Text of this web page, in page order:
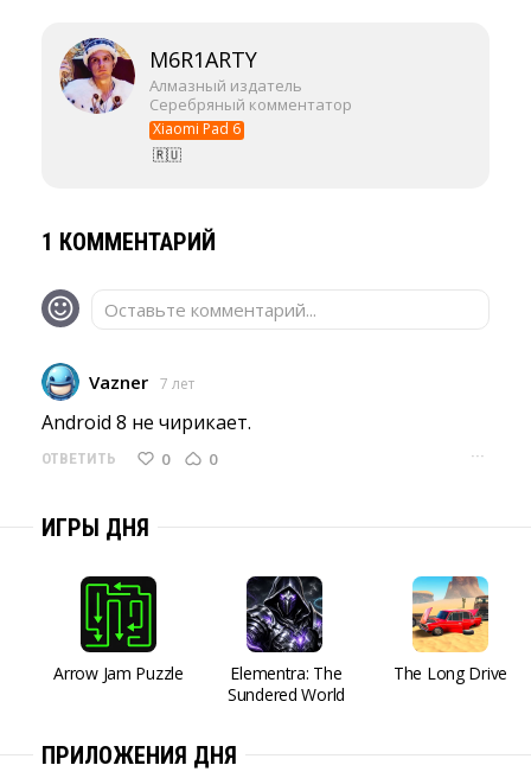
M6R1ARTY
Алмазный издатель
Серебряный комментатор
Xiaomi Pad 6
🇷🇺
1 КОММЕНТАРИЙ
Оставьте комментарий...
Vazner 7 лет
Android 8 не чирикает.
ОТВЕТИТЬ 0 0 ···
ИГРЫ ДНЯ
Arrow Jam Puzzle
Elementra: The
Sundered World
The Long Drive
ПРИЛОЖЕНИЯ ДНЯ